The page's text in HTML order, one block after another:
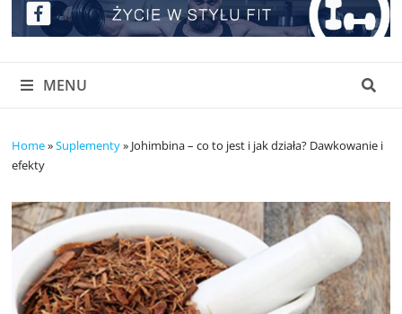
MENU
Home»Suplementy» Johimbina – co to jest i jak działa? Dawkowanie i
efekty